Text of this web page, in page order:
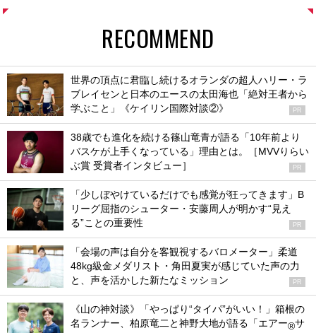
RECOMMEND
世界の頂点に君臨し続けるオランダの超人ハリー・ラ
ブレイセンと日本のエースの太田海也「絶対王者から
学ぶこと」《ケイリン国際対談②》
PR
38歳でも進化を続ける篠山竜青が語る「10年前より
バスケが上手くなっている」理由とは。［MVVりらい
ぶ賞 受賞者インタビュー］
PR
「少しぼやけているだけでも感覚が狂ってきます」B
リーグ屈指のシューター・安藤周人が明かす“見え
る”ことの重要性
PR
「会場の声は自分を客観視するバロメーター」柔道
48kg級金メダリスト・角田夏実が感じていた声の力
と、声を活かした新たなミッション
PR
《山の神対談》「やっぱり“タイパ”がいい！」箱根の
名ランナー、柏原竜二と神野大地が語る「エアー®サ